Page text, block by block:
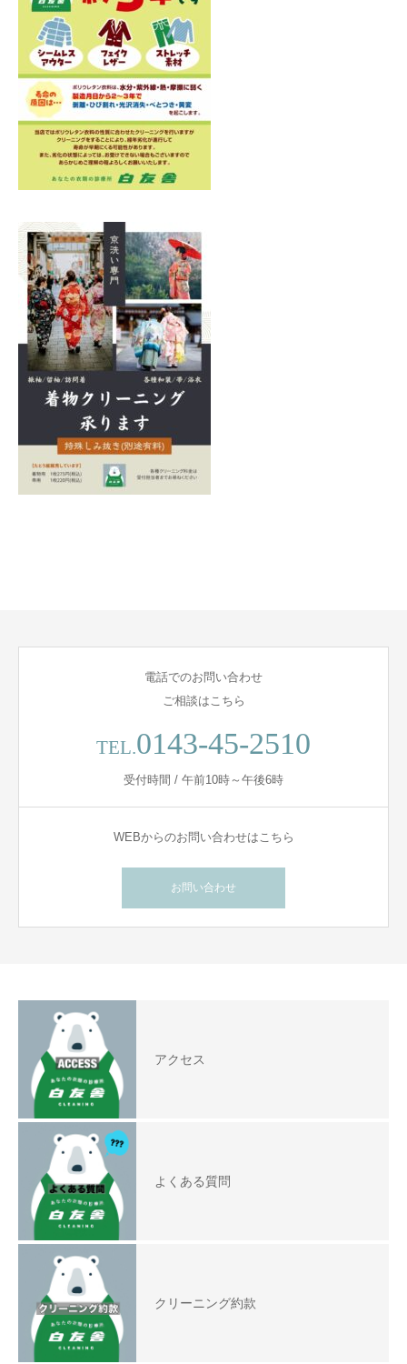
電話でのお問い合わせ
ご相談はこちら
TEL.0143-45-2510
受付時間 / 午前10時～午後6時
WEBからのお問い合わせはこちら
お問い合わせ
アクセス
よくある質問
クリーニング約款